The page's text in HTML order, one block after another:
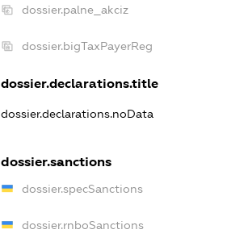
dossier.palne_akciz
dossier.bigTaxPayerReg
dossier.declarations.title
dossier.declarations.noData
dossier.sanctions
dossier.specSanctions
dossier.rnboSanctions